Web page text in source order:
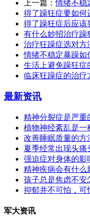
上一篇：情绪不稳
得了躁狂症要如何
得了躁狂症后应该
有什么妙招治疗躁
治疗狂躁症选对方
情绪不稳定暴躁如
生活上避免躁狂症
临床狂躁症的治疗
最新资讯
精神分裂症是严重
植物神经紊乱是一
改善睡眠质量的方
夏季经常出现头痛
强迫症对身体的影
精神疾病会有什么
孩子总是焦虑不安
抑郁并不可怕，可
军大资讯